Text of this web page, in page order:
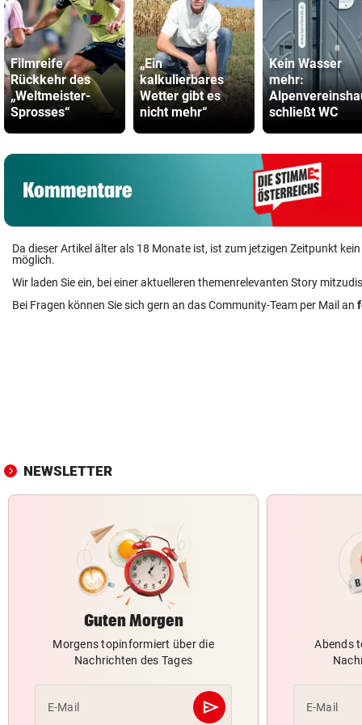
Filmreife
Rückkehr des
„Weltmeister-
Sprosses“
„Ein
kalkulierbares
Wetter gibt es
nicht mehr“
Kein Wasser
mehr:
schließt WC
Da dieser Artikel älter als 18 Monate ist, ist zum jetzigen Zeitpunkt
möglich.
Wir laden Sie ein, bei einer aktuelleren themenrelevanten Story
Bei Fragen können Sie sich gern an das Community-Team per Mail an
NEWSLETTER
Guten Morgen
Morgens topinformiert über die
Nachrichten des Tages
E-Mail send
Abschicken
Abends
E-Mail